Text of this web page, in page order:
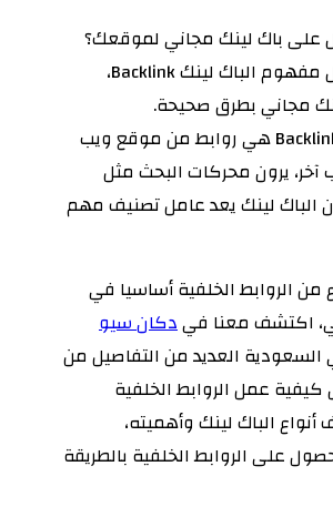
باك لينك مجاني لموقعك؟
تابع معنا المقال حول مفهوم الباك لينك Backlink،
مجاني بطرق صحيحة.
الروابط الخلفية أو Backlinks هي روابط من موقع ويب
يرون محركات البحث مثل
الباك لينك يعد عامل تصنيف مهم
الروابط الخلفية أساسيا في
اكتشف معنا فيدكان سيو
العديد من التفاصيل من
عمل الروابط الخلفية
الباك لينك وأهميته،
على الروابط الخلفية بالطريقة